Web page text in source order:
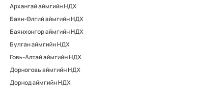
Архангай аймгийн НДХ
Баян-Өлгий аймгийн НДХ
Баянхонгор аймгийн НДХ
Булган аймгийн НДХ
Говь-Алтай аймгийн НДХ
Дорноговь аймгийн НДХ
Дорнод аймгийн НДХ